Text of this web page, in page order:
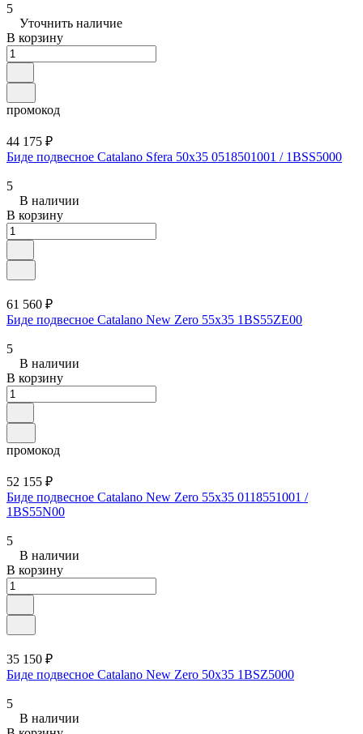
5
Уточнить наличие
В корзину
промокод
44 175 ₽
Биде подвесное Catalano Sfera 50x35 0518501001 / 1BSS5000
5
В наличии
В корзину
61 560 ₽
Биде подвесное Catalano New Zero 55x35 1BS55ZE00
5
В наличии
В корзину
промокод
52 155 ₽
Биде подвесное Catalano New Zero 55x35 0118551001 /
1BS55N00
5
В наличии
В корзину
35 150 ₽
Биде подвесное Catalano New Zero 50x35 1BSZ5000
5
В наличии